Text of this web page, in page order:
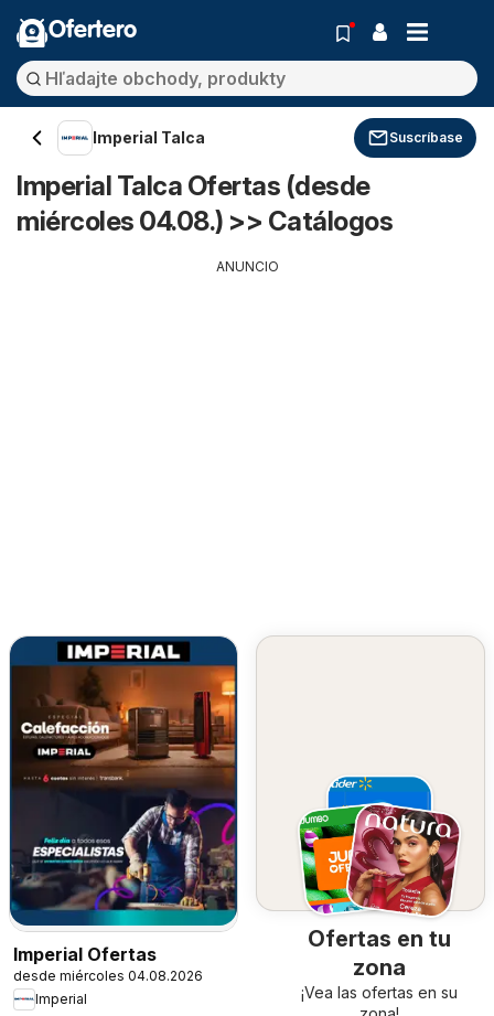
Ofertero
Imperial Talca Suscríbase
Imperial Talca Ofertas (desde
miércoles 04.08.) >> Catálogos
ANUNCIO
Imperial Ofertas
desde miércoles 04.08.2026
Imperial
Ofertas en tu
zona
¡Vea las ofertas en su